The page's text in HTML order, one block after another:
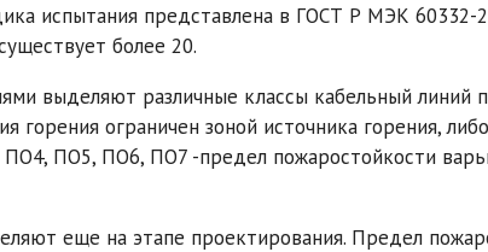
испытания представлена в ГОСТ Р МЭК 60332-
более 20.
выделяют различные классы кабельный линий
горения ограничен зоной источника горения, либо
ПО5, ПО6, ПО7 -предел пожаростойкости
еще на этапе проектирования. Предел